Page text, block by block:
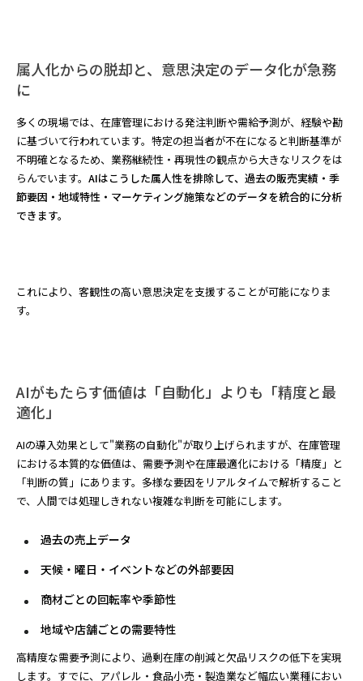
属人化からの脱却と、意思決定のデータ化が急務
に
多くの現場では、在庫管理における発注判断や需給予測が、経験や勘
に基づいて行われています。特定の担当者が不在になると判断基準が
不明確となるため、業務継続性・再現性の観点から大きなリスクをは
らんでいます。 AIはこうした属人性を排除して、過去の販売実績・季
節要因・地域特性・マーケティング施策などのデータを統合的に分析
できます。
これにより、客観性の高い意思決定を支援することが可能になりま
す。
AIがもたらす価値は「自動化」よりも「精度と最
適化」
AIの導入効果として"業務の自動化"が取り上げられますが、在庫管理
における本質的な価値は、需要予測や在庫最適化における「精度」と
「判断の質」にあります。多様な要因をリアルタイムで解析すること
で、人間では処理しきれない複雑な判断を可能にします。
過去の売上データ
天候・曜日・イベントなどの外部要因
商材ごとの回転率や季節性
地域や店舗ごとの需要特性
高精度な需要予測により、過剰在庫の削減と欠品リスクの低下を実現
します。すでに、アパレル・食品小売・製造業など幅広い業種におい